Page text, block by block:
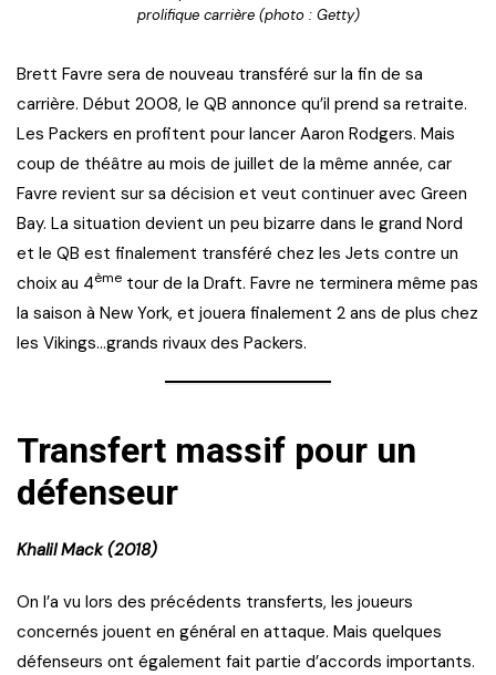
prolifique carrière (photo : Getty)
Brett Favre sera de nouveau transféré sur la fin de sa
carrière. Début 2008, le QB annonce qu’il prend sa retraite.
Les Packers en profitent pour lancer Aaron Rodgers. Mais
coup de théâtre au mois de juillet de la même année, car
Favre revient sur sa décision et veut continuer avec Green
Bay. La situation devient un peu bizarre dans le grand Nord
et le QB est finalement transféré chez les Jets contre un
choix au 4ème tour de la Draft. Favre ne terminera même pas
la saison à New York, et jouera finalement 2 ans de plus chez
les Vikings…grands rivaux des Packers.
Transfert massif pour un
défenseur
Khalil Mack (2018)
On l’a vu lors des précédents transferts, les joueurs
concernés jouent en général en attaque. Mais quelques
défenseurs ont également fait partie d’accords importants.